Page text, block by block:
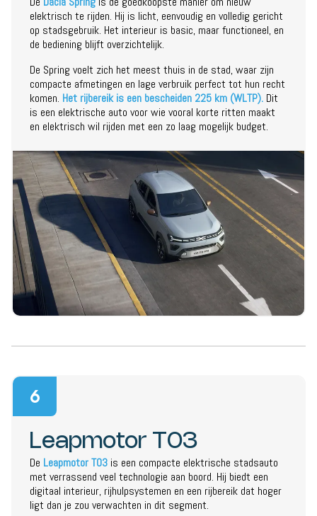
elektrisch te rijden. Hij is licht, eenvoudig en volledig gericht
op stadsgebruik. Het interieur is basic, maar functioneel, en
de bediening blijft overzichtelijk.
De Spring voelt zich het meest thuis in de stad, waar zijn
compacte afmetingen en lage verbruik perfect tot hun recht
komen. Het rijbereik is een bescheiden 225 km (WLTP). Dit
is een elektrische auto voor wie vooral korte ritten maakt
en elektrisch wil rijden met een zo laag mogelijk budget.
6
Leapmotor T03
De Leapmotor T03 is een compacte elektrische stadsauto
met verrassend veel technologie aan boord. Hij biedt een
digitaal interieur, rijhulpsystemen en een rijbereik dat hoger
ligt dan je zou verwachten in dit segment.